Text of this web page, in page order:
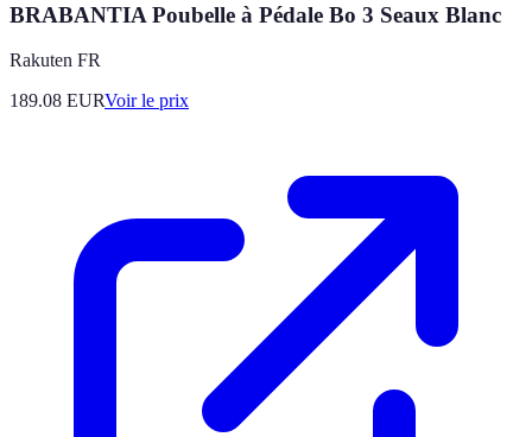
BRABANTIA Poubelle à Pédale Bo 3 Seaux Blanc
Rakuten FR
189.08 EURVoir le prix